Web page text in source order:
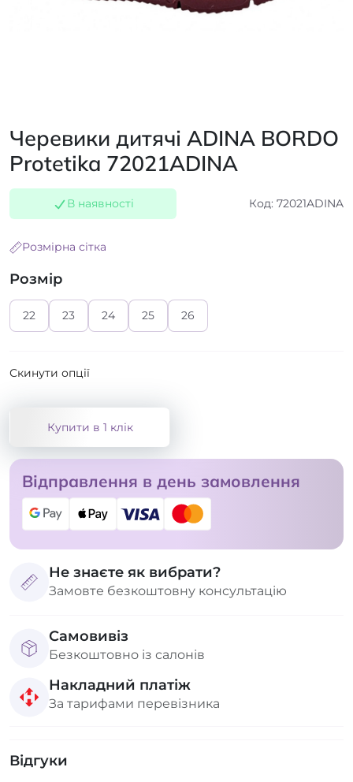
Черевики дитячі ADINA BORDO
Protetika 72021ADINA
В наявності Код: 72021ADINA
Розмірна сітка
Розмір
22 23 24 25 26
Скинути опції
Купити в 1 клік
Відправлення в день замовлення
Не знаєте як вибрати?
Замовте безкоштовну консультацію
Самовивіз
Безкоштовно із салонів
Накладний платіж
За тарифами перевізника
Відгуки